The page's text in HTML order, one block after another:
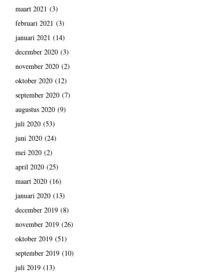
maart 2021 (3)
februari 2021 (3)
januari 2021 (14)
december 2020(3)
november 2020(2)
oktober 2020(12)
september 2020(7)
augustus 2020(9)
juli 2020(53)
juni 2020(24)
mei 2020(2)
april 2020(25)
maart 2020(16)
januari 2020(13)
december 2019(8)
november 2019(26)
oktober 2019(51)
september 2019(10)
juli 2019(13)